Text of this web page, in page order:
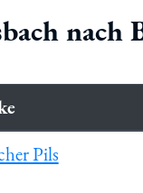
nach
Pils